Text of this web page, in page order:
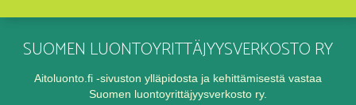
SUOMEN LUONTOYRITTÄJYYSVERKOSTO RY
Aitoluonto.fi -sivuston ylläpidosta ja kehittämisestä vastaa
Suomen luontoyrittäjyysverkosto ry.